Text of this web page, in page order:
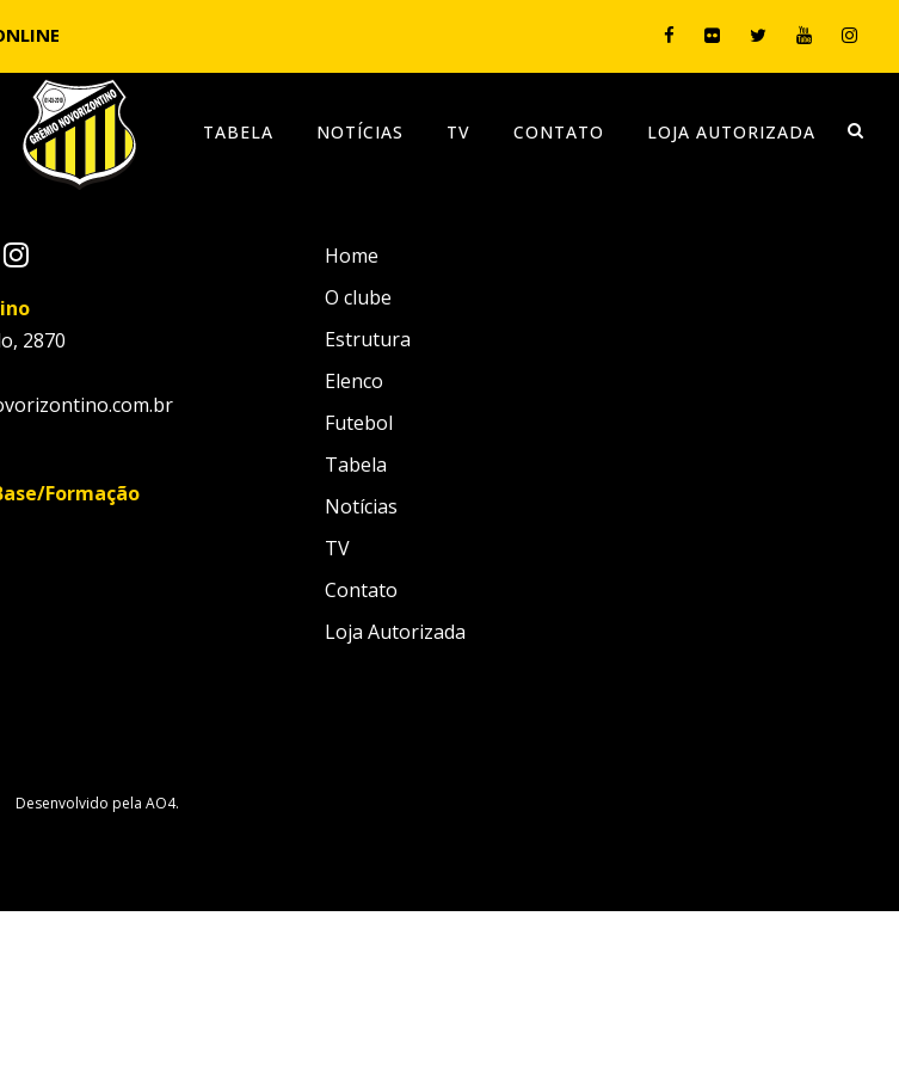
TABELA NOTÍCIAS TV CONTATO LOJA AUTORIZADA
2870
Formação
Home
O clube
Estrutura
Elenco
Futebol
Tabela
Notícias
TV
Contato
Loja Autorizada
Desenvolvido pela AO4.